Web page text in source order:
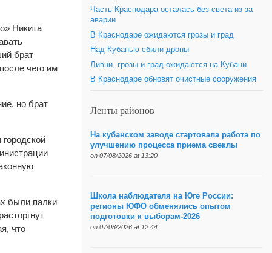
Никита
брат
чего им
но брат
были палки
что
Часть Краснодара осталась без света из-за
аварии
В Краснодаре ожидаются грозы и град
Над Кубанью сбили дроны
Ливни, грозы и град ожидаются на Кубани
В Краснодаре обновят очистные сооружения
Ленты районов
На кубанском заводе стартовала работа по
улучшению процесса приема свеклы
on 07/08/2026 at 13:20
Школа наблюдателя на Юге России:
регионы ЮФО обменялись опытом
подготовки к выборам-2026
on 07/08/2026 at 12:44